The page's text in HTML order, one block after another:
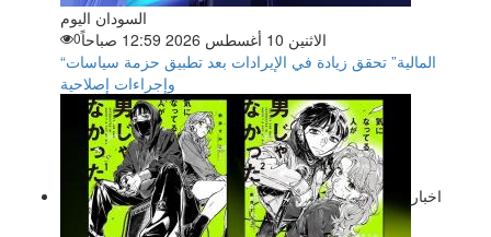
السودان اليوم
الاثنين 10 أغسطس 2026 12:59 صباحاً
0
“المالية” تحقق زيادة في الإيرادات بعد تطبيق حزمة سياسات
وإجراءات إصلاحية
اخبار